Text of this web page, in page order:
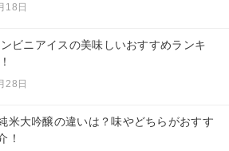
18日
ビニアイスの美味しいおすすめランキ
28日
米大吟醸の違いは？味やどちらがおすす
！